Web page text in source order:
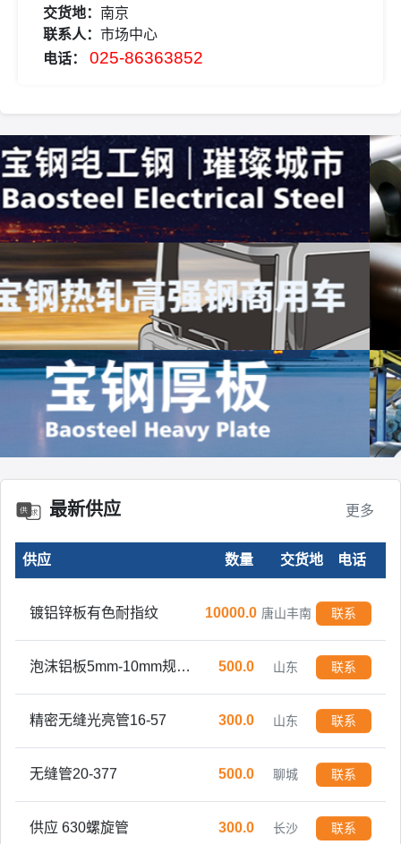
交货地： 南京
联系人： 市场中心
电话：
025-86363852
最新供应 更多
供应 数量 交货地 电话
镀铝锌板有色耐指纹 10000.0 唐山丰南 联系
500.0 山东 联系
精密无缝光亮管16-57 300.0 山东 联系
无缝管20-377 500.0 聊城 联系
供应 630螺旋管 300.0 长沙 联系